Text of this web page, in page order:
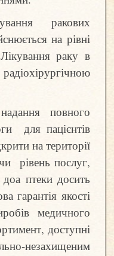
ракових
на рівні
раку в
повного
для пацієнтів
на території
рівень послуг,
птеки досить
гарантія якості
медичного
доступні
незахищеним